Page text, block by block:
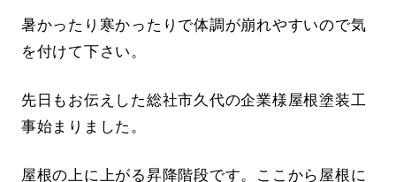
暑かったり寒かったりで体調が崩れやすいので気
を付けて下さい。
先日もお伝えした総社市久代の企業様屋根塗装工
事始まりました。
屋根の上に上がる昇降階段です。ここから屋根に